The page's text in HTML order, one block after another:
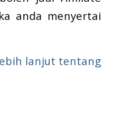
anda menyertai
lanjut tentang